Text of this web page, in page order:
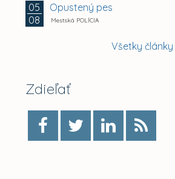
05
08
Opustený pes
Mestská POLÍCIA
Všetky články
Zdieľať